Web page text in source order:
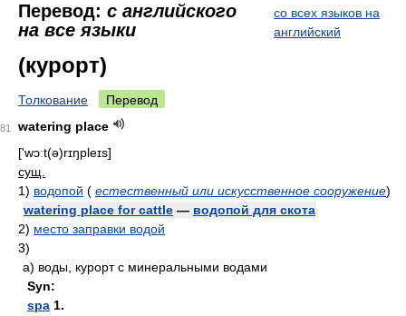
Перевод: с английского
на все языки
со всех языков на
английский
(курорт)
Толкование Перевод
81
watering place
['wɔːt(ə)rɪŋpleɪs]
сущ.
1) водопой ( естественный или искусственное сооружение)
watering place for cattle — водопой для скота
2) место заправки водой
3)
а) воды, курорт с минеральными водами
Syn:
spa 1.